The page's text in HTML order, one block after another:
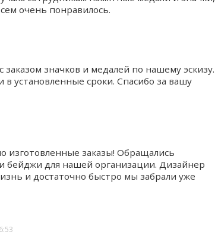
очень понравилось.
значков и медалей по нашему эскизу.
установленные сроки. Спасибо за вашу
изготовленные заказы! Обращались
и бейджи для нашей организации. Дизайнер
и достаточно быстро мы забрали уже